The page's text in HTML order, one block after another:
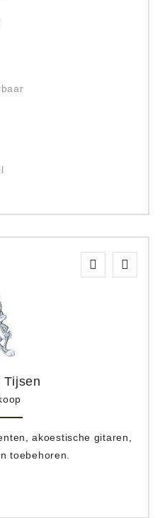
Tijsen
akoestische gitaren,
toebehoren.